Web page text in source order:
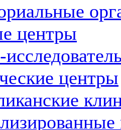
центры
центры